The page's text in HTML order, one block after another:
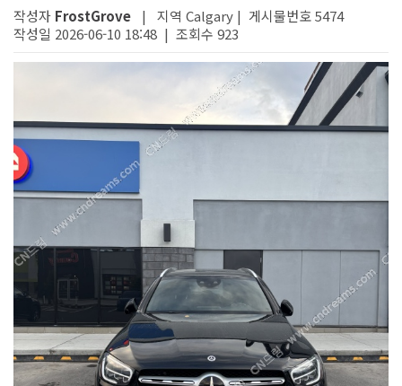
작성자 FrostGrove | 지역 Calgary | 게시물번호 5474
작성일 2026-06-10 18:48 | 조회수 923